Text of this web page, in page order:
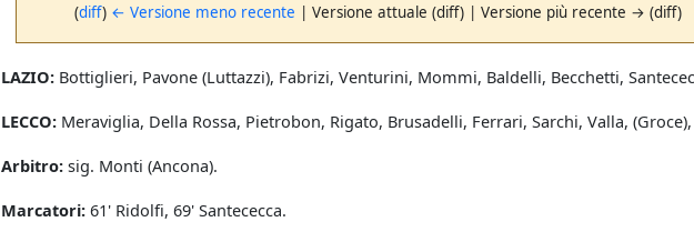
(diff) ← Versione meno recente | Versione attuale (diff) | Versione più recente → (diff)
LAZIO: Bottiglieri, Pavone (Luttazzi), Fabrizi, Venturini, Mommi, Baldelli, Becchetti,
LECCO: Meraviglia, Della Rossa, Pietrobon, Rigato, Brusadelli, Ferrari, Sarchi, Valla,
Arbitro: sig. Monti (Ancona).
Marcatori: 61' Ridolfi, 69' Santececca.